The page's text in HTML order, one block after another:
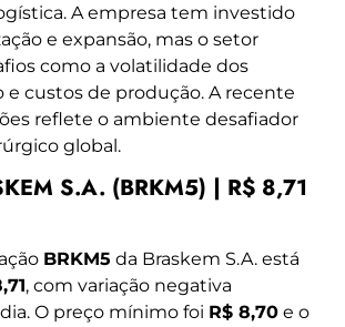
A empresa tem investido
e expansão, mas o setor
como a volatilidade dos
e custos de produção. A recente
reflete o ambiente desafiador
global.
S.A. (BRKM5) | R$ 8,71
BRKM5 da Braskem S.A. está
, com variação negativa
O preço mínimo foi R$ 8,70 e o